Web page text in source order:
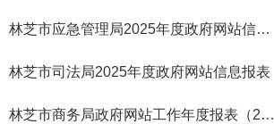
林芝市应急管理局2025年度政府网站信息报表
林芝市司法局2025年度政府网站信息报表
林芝市商务局政府网站工作年度报表（2025年度）